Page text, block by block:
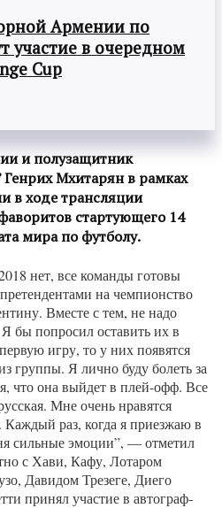
Армении по
участие в очередном
Cup
и полузащитник
Генрих Мхитарян в рамках
в ходе трансляции
стартующего 14
мира по футболу.
нет, все команды готовы
на чемпионство
Вместе с тем, не надо
бы попросил оставить их в
игру, то у них появятся
группы. Я лично буду болеть за
что она выйдет в плей-офф. Все
Мне очень нравятся
Каждый раз, когда я приезжаю в
сильные эмоции”, — отметил
с Хави, Кафу, Лотаром
Давидом Трезеге, Диего
принял участие в автограф-